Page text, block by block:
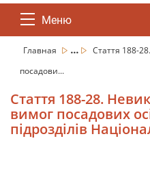
Меню
Главная ...
Стаття 188-
посадови...
Стаття 188-28.
вимог посадових
підрозділів